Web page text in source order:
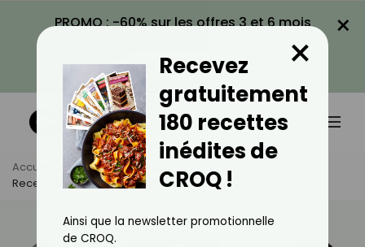
PROMO : -60% sur les offres 3 et 6 mois
VOIR LA PROMO
×
Accueil Actus
Recettes
Recette De Tiramisu À La Noix De Coco
Recevez
gratuitement
180 recettes
inédites de
CROQ !
×
Ainsi que la newsletter promotionnelle
de CROQ.